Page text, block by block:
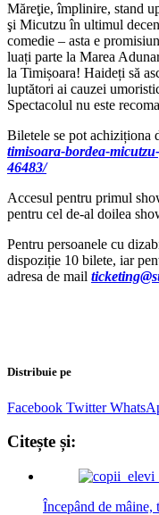
Măreţie, împlinire, stand
şi Micutzu în ultimul
comedie – asta e
luați parte la Marea
la Timișoara! Haideți să
luptători ai cauzei
Spectacolul nu este
Biletele se pot achiziționa
timisoara-bordea-
46483/
Accesul pentru primul
pentru cel de-al doilea
Pentru persoanele cu
dispoziție 10 bilete, iar
adresa de mail
Distribuie pe
Facebook Twitter
Citește și:
Începând de